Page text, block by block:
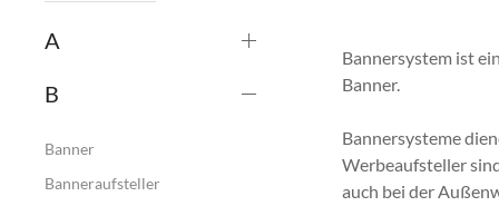
A
B
Banner
Banneraufsteller
Bannersystem ist
Banner.
Bannersysteme
Werbeaufsteller
auch bei der